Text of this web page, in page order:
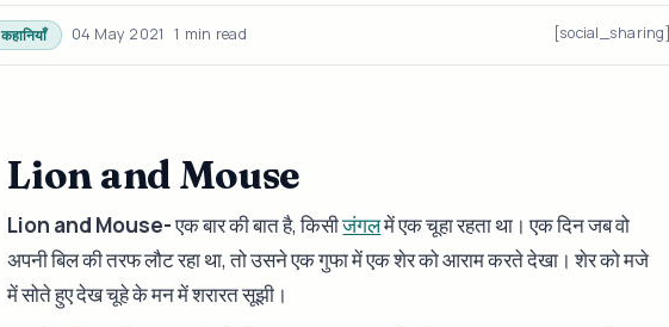
कहानियाँ 04 May 2021 1 min read [social_sharing]
Lion and Mouse
Lion and Mouse-एक बार की बात है, किसीजंगलमें एक चूहा रहता था। एक दिन जब वो
अपनी बिल की तरफ लौट रहा था, तो उसने एक गुफा में एक शेर को आराम करते देखा। शेर को मजे
में सोते हुए देख चूहे के मन में शरारत सूझी।